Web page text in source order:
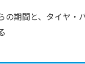
の期間と、タイヤ・